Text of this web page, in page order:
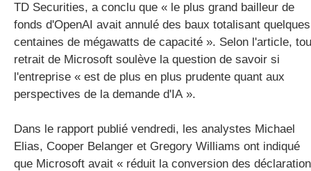
TD Securities, a conclu que « le plus grand bailleur de
fonds d'OpenAI avait annulé des baux totalisant quelques
centaines de mégawatts de capacité ». Selon l'article,
retrait de Microsoft soulève la question de savoir si
l'entreprise « est de plus en plus prudente quant aux
perspectives de la demande d'IA ».
Dans le rapport publié vendredi, les analystes Michael
Elias, Cooper Belanger et Gregory Williams ont indiqué
que Microsoft avait « réduit la conversion des